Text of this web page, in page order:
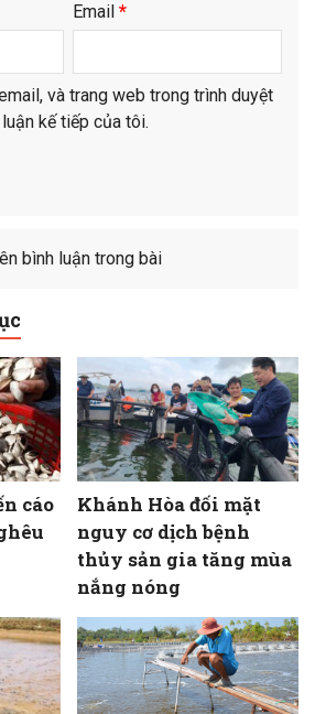
Email *
và trang web trong trình duyệt
kế tiếp của tôi.
bình luận trong bài
cáo
Khánh Hòa đối mặt
nguy cơ dịch bệnh
thủy sản gia tăng mùa
nắng nóng